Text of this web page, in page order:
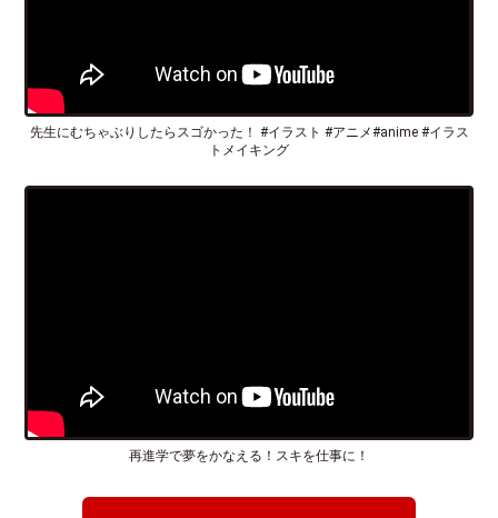
先生にむちゃぶりしたらスゴかった！ #イラスト #アニメ#anime #イラス
トメイキング
再進学で夢をかなえる！スキを仕事に！